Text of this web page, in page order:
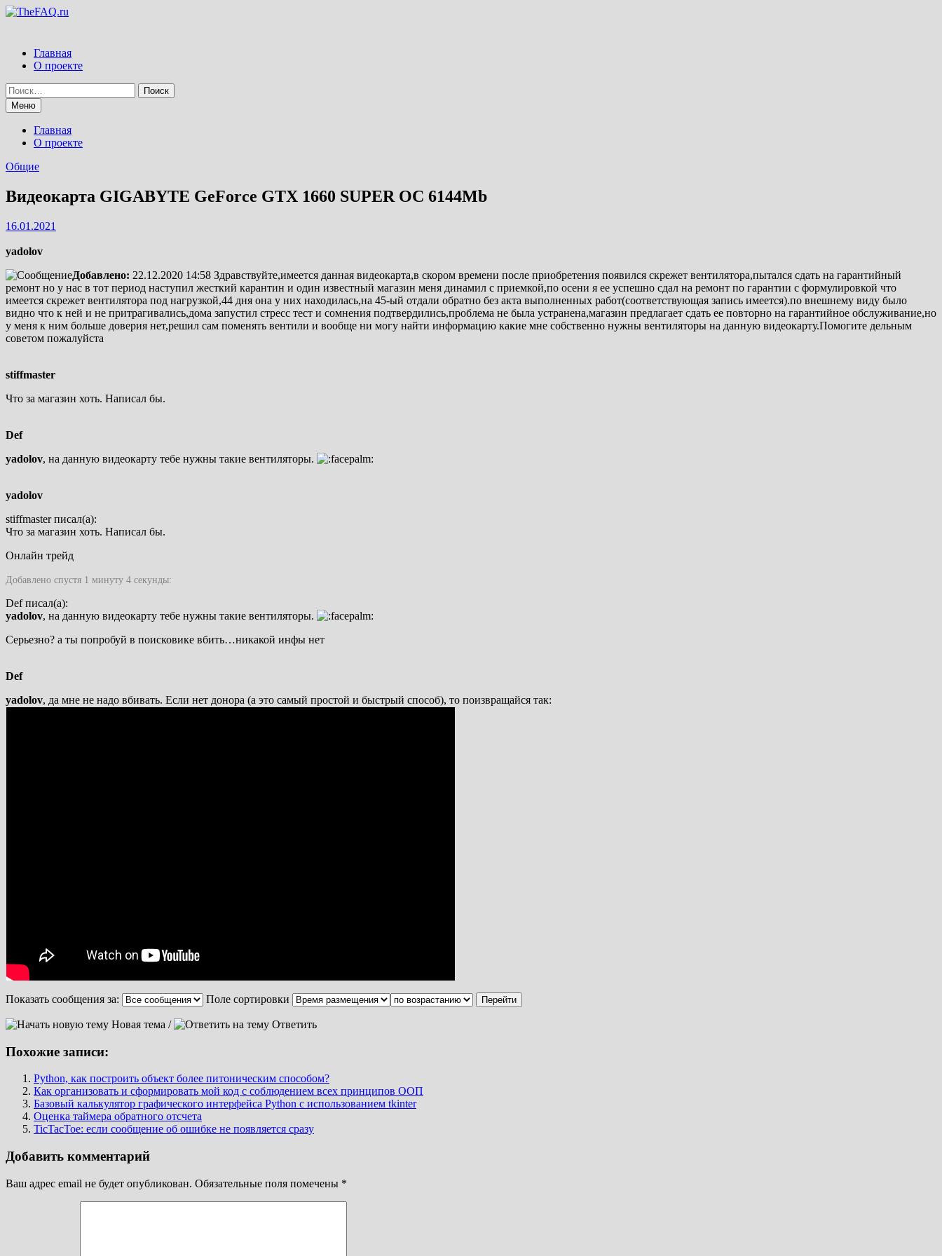
Перейти
Главная
О проекте
Найти:
Меню
Главная
О проекте
Общие
Видеокарта GIGABYTE GeForce GTX 1660 SUPER OC 6144Mb
16.01.2021
yadolov
Добавлено: 22.12.2020 14:58 Здравствуйте,имеется данная видеокарта,в скором времени после приобретения появился скрежет вентилятора,пытался сдать на гарантийный
ремонт но у нас в тот период наступил жесткий карантин и один известный магазин меня динамил с приемкой,по осени я ее успешно сдал на ремонт по гарантии с формулировкой что
имеется скрежет вентилятора под нагрузкой,44 дня она у них находилась,на 45-ый отдали обратно без акта выполненных работ(соответствующая запись имеется).по внешнему виду было
видно что к ней и не притрагивались,дома запустил стресс тест и сомнения подтвердились,проблема не была устранена,магазин предлагает сдать ее повторно на гарантийное обслуживание,но
у меня к ним больше доверия нет,решил сам поменять вентили и вообще ни могу найти информацию какие мне собственно нужны вентиляторы на данную видеокарту.Помогите дельным
советом пожалуйста
stiffmaster
Что за магазин хоть. Написал бы.
Def
yadolov, на данную видеокарту тебе нужны такие вентиляторы.
yadolov
stiffmaster писал(а):
Что за магазин хоть. Написал бы.
Онлайн трейд
Добавлено спустя 1 минуту 4 секунды:
Def писал(а):
yadolov, на данную видеокарту тебе нужны такие вентиляторы.
Серьезно? а ты попробуй в поисковике вбить…никакой инфы нет
Def
yadolov, да мне не надо вбивать. Если нет донора (а это самый простой и быстрый способ), то поизвращайся так:
Показать сообщения за: Поле сортировки
Новая тема / Ответить
Похожие записи:
Python, как построить объект более питоническим способом?
Как организовать и сформировать мой код с соблюдением всех принципов ООП
Базовый калькулятор графического интерфейса Python с использованием tkinter
Оценка таймера обратного отсчета
TicTacToe: если сообщение об ошибке не появляется сразу
Добавить комментарий
Ваш адрес email не будет опубликован. Обязательные поля помечены *